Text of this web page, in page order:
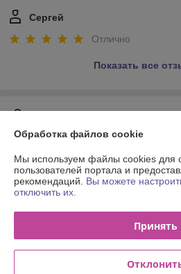
Сергей
Отлично
Показать все
О нас
Доставка и оплата
График работы
Полная версия сайта
Обработка файлов cookie
Мы используем файлы cookies для
пользователей портала и
рекомендаций. Вы можете
отключить их.
Принять